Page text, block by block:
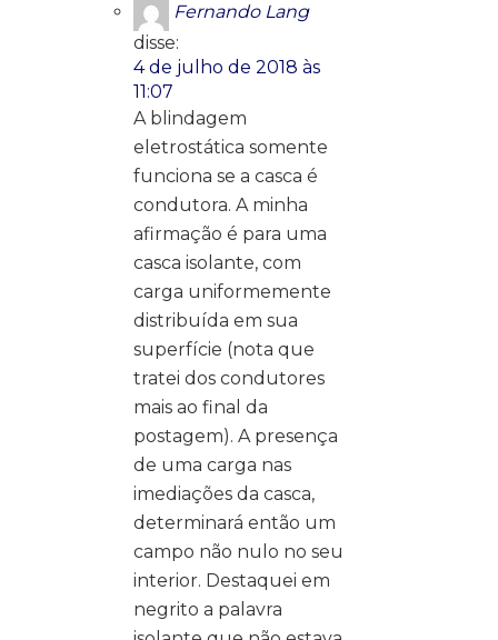
Fernando Lang
disse:
4 de julho de 2018 às
11:07
A blindagem
eletrostática somente
funciona se a casca é
condutora. A minha
afirmação é para uma
casca isolante, com
carga uniformemente
distribuída em sua
superfície (nota que
tratei dos condutores
mais ao final da
postagem). A presença
de uma carga nas
imediações da casca,
determinará então um
campo não nulo no seu
interior. Destaquei em
negrito a palavra